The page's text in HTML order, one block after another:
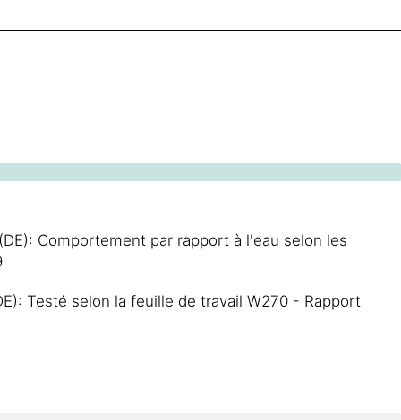
Comportement par rapport à l'eau selon les
Testé selon la feuille de travail W270 - Rapport